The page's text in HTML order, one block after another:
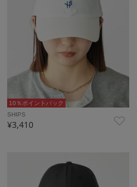
10％ポイントバック
SHIPS
¥3,410